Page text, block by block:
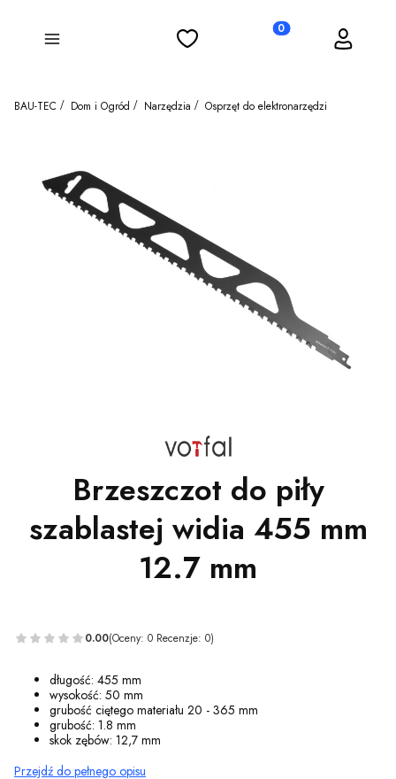
Menu Ulubione Produkty w koszyku:
Koszyk Zaloguj się
BAU-TEC Dom i Ogród Narzędzia Osprzęt do elektronarzędzi
Brzeszczot do piły
szablastej widia 455 mm
12.7 mm
0.00(Oceny: 0 Recenzje: 0)
długość: 455 mm
wysokość: 50 mm
grubość ciętego materiału 20 - 365 mm
grubość: 1.8 mm
skok zębów: 12,7 mm
Przejdź do pełnego opisu